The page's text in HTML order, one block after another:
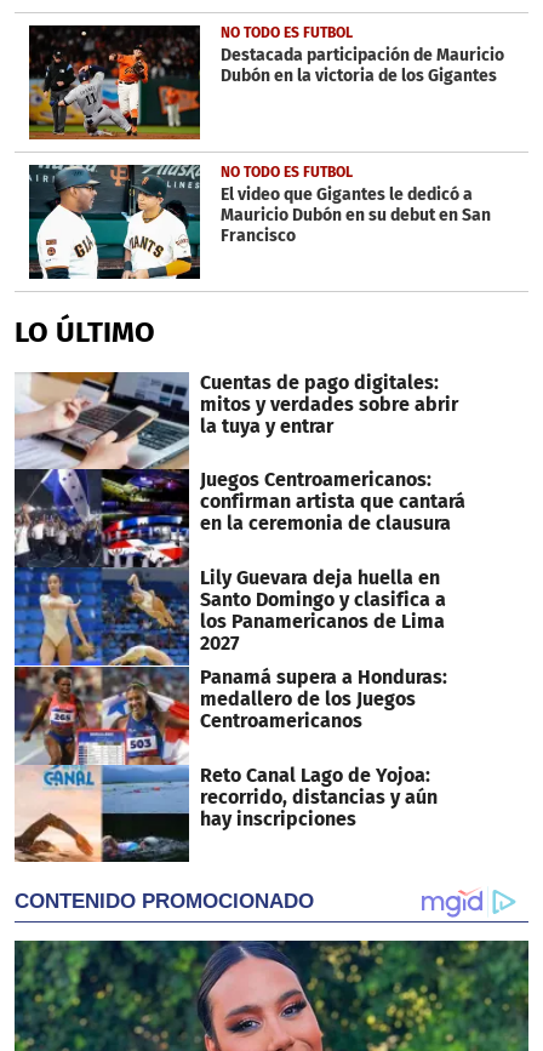
NO TODO ES FUTBOL
Destacada participación de Mauricio
Dubón en la victoria de los Gigantes
NO TODO ES FUTBOL
El video que Gigantes le dedicó a
Mauricio Dubón en su debut en San
Francisco
LO ÚLTIMO
Cuentas de pago digitales:
mitos y verdades sobre abrir
la tuya y entrar
Juegos Centroamericanos:
confirman artista que cantará
en la ceremonia de clausura
Lily Guevara deja huella en
Santo Domingo y clasifica a
los Panamericanos de Lima
2027
Panamá supera a Honduras:
medallero de los Juegos
Centroamericanos
Reto Canal Lago de Yojoa:
recorrido, distancias y aún
hay inscripciones